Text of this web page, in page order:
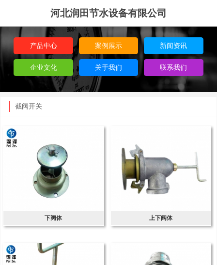
河北润田节水设备有限公司
产品中心 案例展示 新闻资讯
企业文化 关于我们 联系我们
截阀开关
下阀体 上下阀体